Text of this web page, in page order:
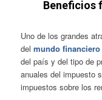
Beneficios
Uno de los grandes
del mundo financiero
del país y del tipo de
anuales del impuesto
impuestos sobre los